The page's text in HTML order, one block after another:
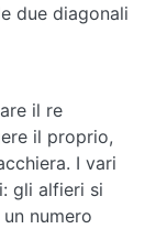
due diagonali
il re
il proprio,
I vari
gli alfieri si
numero